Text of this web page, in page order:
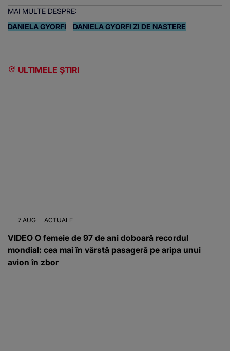
MAI MULTE DESPRE:
DANIELA GYORFI
DANIELA GYORFI ZI DE NASTERE
ULTIMELE ȘTIRI
7 AUG ACTUALE
VIDEO O femeie de 97 de ani doboară recordul
mondial: cea mai în vârstă pasageră pe aripa unui
avion în zbor